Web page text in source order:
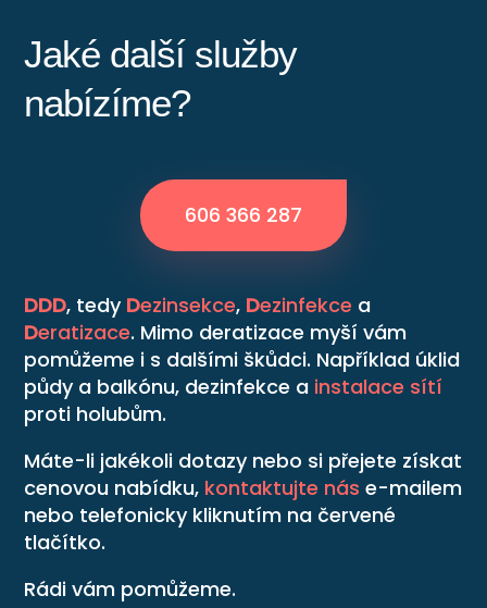
Jaké další služby
nabízíme?
606 366 287
DDD, tedy Dezinsekce, Dezinfekce a
Deratizace. Mimo deratizace myší vám
pomůžeme i s dalšími škůdci. Například úklid
půdy a balkónu, dezinfekce a instalace sítí
proti holubům.
Máte-li jakékoli dotazy nebo si přejete získat
cenovou nabídku, kontaktujte nás e-mailem
nebo telefonicky kliknutím na červené
tlačítko.
Rádi vám pomůžeme.